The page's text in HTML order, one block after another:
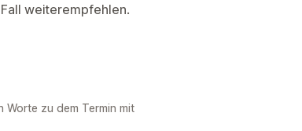
weiterempfehlen.
zu dem Termin mit